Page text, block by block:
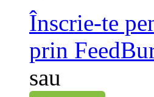
Înscrie-te
prin
sau